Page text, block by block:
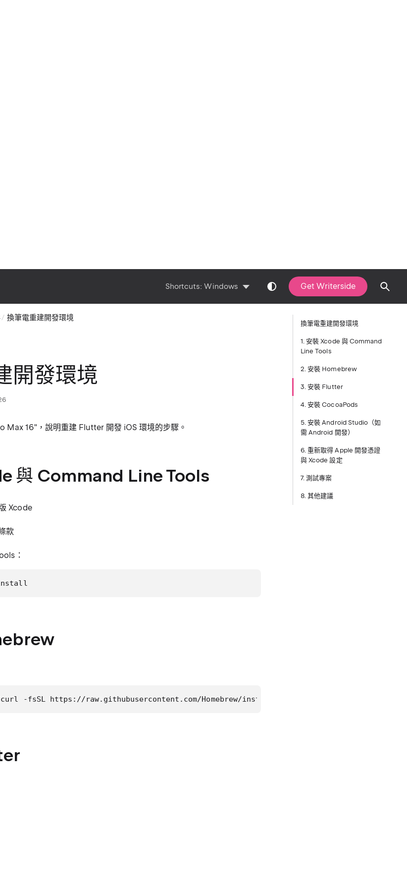
Shortcuts:Windows Get Writerside
換筆電重建開發環境
開發環境
Max 16"，說明重建 Flutter 開發 iOS 環境的步驟。
與 Command Line Tools
Xcode
款
：
-fsSL https://raw.githubusercontent.com/Homebrew/install/HEAD/install.sh)"
換筆電重建開發環境
1. 安裝 Xcode 與 Command
Line Tools
2. 安裝 Homebrew
3. 安裝 Flutter
4. 安裝 CocoaPods
5. 安裝 Android Studio（如
需 Android 開發）
6. 重新取得 Apple 開發憑證
與 Xcode 設定
7. 測試專案
8. 其他建議